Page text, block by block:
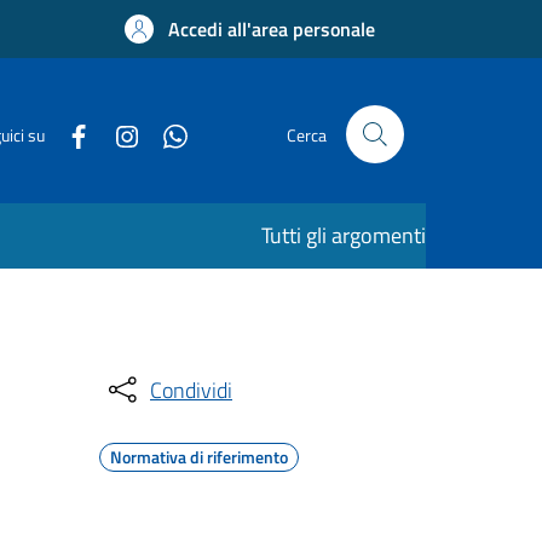
Accedi all'area personale
su Cerca
Tutti gli argomenti
Condividi
Normativa di riferimento